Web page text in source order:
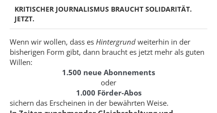
KRITISCHER JOURNALISMUS BRAUCHT SOLIDARITÄT.
JETZT.
Wenn wir wollen, dass es Hintergrund weiterhin in der
bisherigen Form gibt, dann braucht es jetzt mehr als guten
Willen:
1.500 neue Abonnements
oder
1.000 Förder-Abos
sichern das Erscheinen in der bewährten Weise.